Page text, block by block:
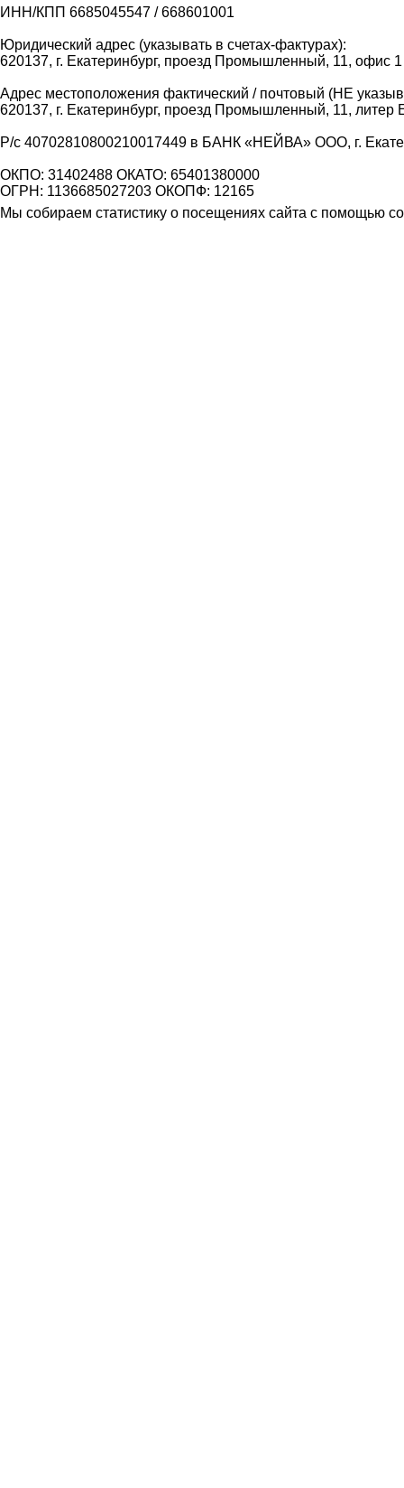
ИНН/КПП 6685045547 / 668601001
Юридический адрес (указывать в счетах-фактурах):
620137, г. Екатеринбург, проезд Промышленный, 11, офис 1
Адрес местоположения фактический / почтовый (НЕ
620137, г. Екатеринбург, проезд Промышленный, 11, литер
Р/с 40702810800210017449 в БАНК «НЕЙВА» ООО, г.
ОКПО: 31402488 ОКАТО: 65401380000
ОГРН: 1136685027203 ОКОПФ: 12165
Мы собираем статистику о посещениях сайта с помощью